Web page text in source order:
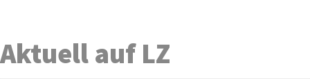
Aktuell auf LZ